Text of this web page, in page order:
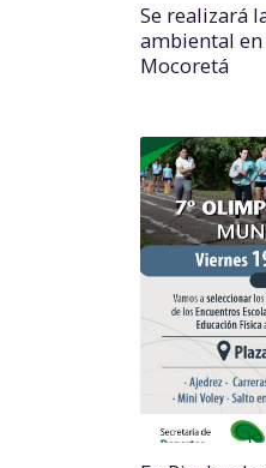
Se realizará
ambiental
Mocoretá